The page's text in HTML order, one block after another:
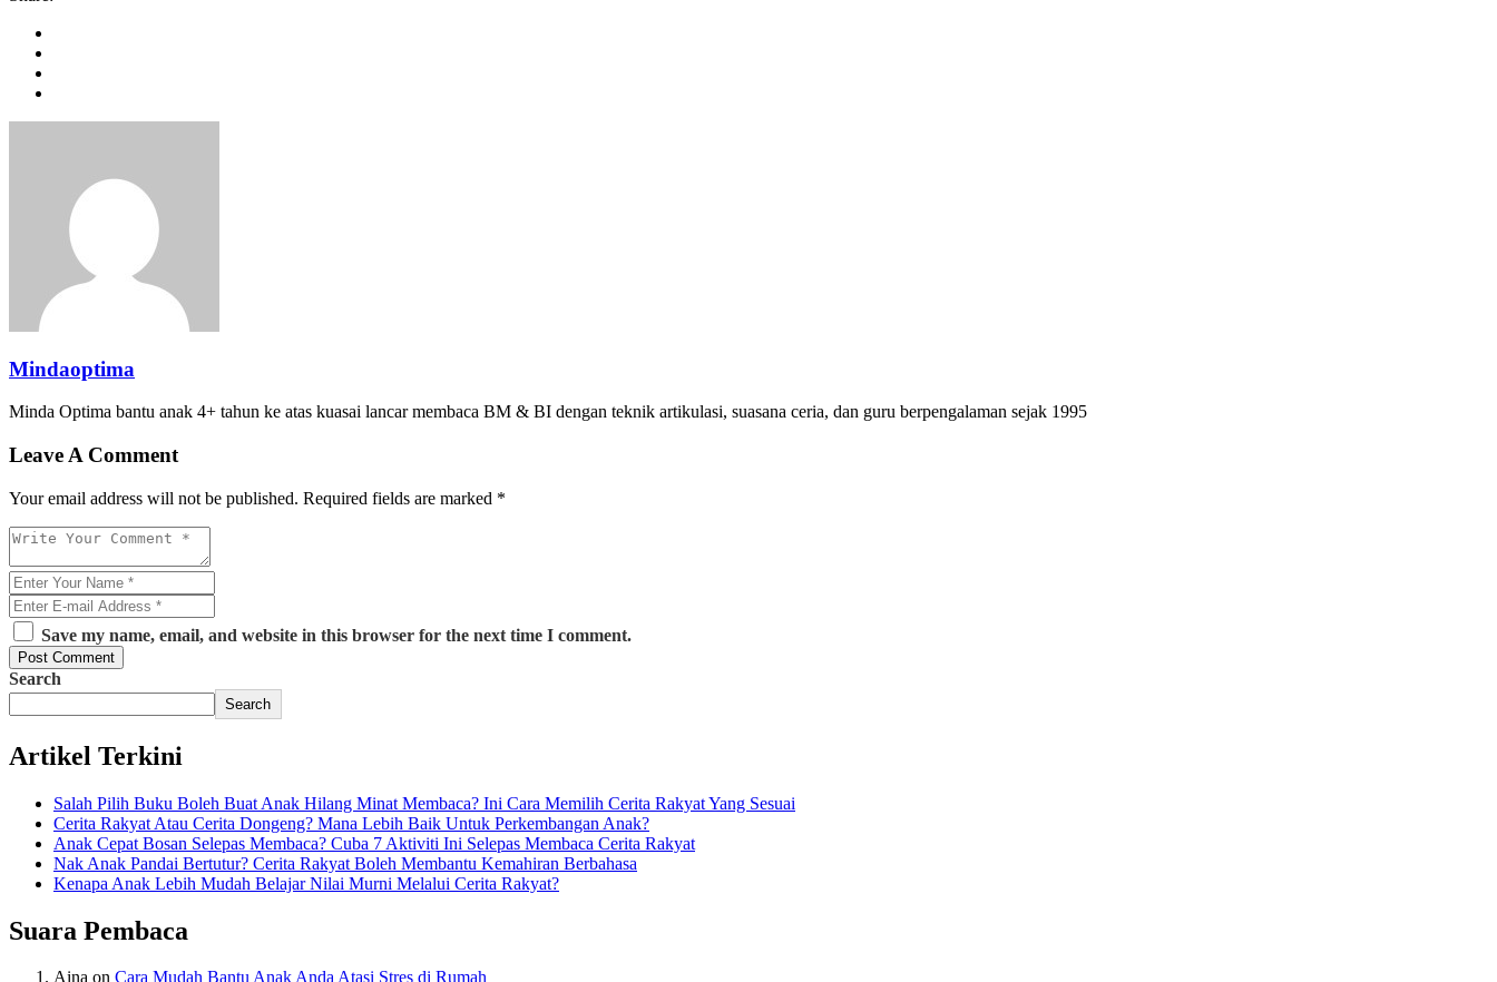
Mindaoptima
Minda Optima bantu anak 4+ tahun ke atas kuasai lancar membaca BM & BI dengan teknik artikulasi, suasana ceria, dan guru berpengalaman sejak 1995
Leave A Comment
Your email address will not be published. Required fields are marked *
Save my name, email, and website in this browser for the next time I comment.
Post Comment
Search
Search
Artikel Terkini
Salah Pilih Buku Boleh Buat Anak Hilang Minat Membaca? Ini Cara Memilih Cerita Rakyat Yang Sesuai
Cerita Rakyat Atau Cerita Dongeng? Mana Lebih Baik Untuk Perkembangan Anak?
Anak Cepat Bosan Selepas Membaca? Cuba 7 Aktiviti Ini Selepas Membaca Cerita Rakyat
Nak Anak Pandai Bertutur? Cerita Rakyat Boleh Membantu Kemahiran Berbahasa
Kenapa Anak Lebih Mudah Belajar Nilai Murni Melalui Cerita Rakyat?
Suara Pembaca
Aina on Cara Mudah Bantu Anak Anda Atasi Stres di Rumah